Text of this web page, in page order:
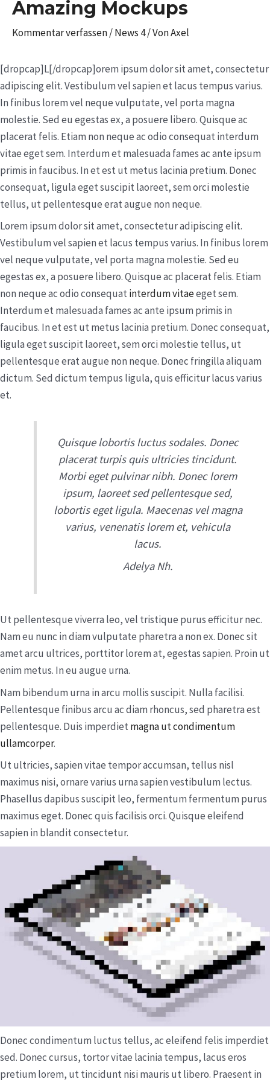
Amazing Mockups
Kommentar verfassen/News 4/ VonAxel
[dropcap]L[/dropcap]orem ipsum dolor sit amet, consectetur
adipiscing elit. Vestibulum vel sapien et lacus tempus varius.
In finibus lorem vel neque vulputate, vel porta magna
molestie. Sed eu egestas ex, a posuere libero. Quisque ac
placerat felis. Etiam non neque ac odio consequat interdum
vitae eget sem. Interdum et malesuada fames ac ante ipsum
primis in faucibus. In et est ut metus lacinia pretium. Donec
consequat, ligula eget suscipit laoreet, sem orci molestie
tellus, ut pellentesque erat augue non neque.
Lorem ipsum dolor sit amet, consectetur adipiscing elit.
Vestibulum vel sapien et lacus tempus varius. In finibus lorem
vel neque vulputate, vel porta magna molestie. Sed eu
egestas ex, a posuere libero. Quisque ac placerat felis. Etiam
non neque ac odio consequatinterdum vitaeeget sem.
Interdum et malesuada fames ac ante ipsum primis in
faucibus. In et est ut metus lacinia pretium. Donec consequat,
ligula eget suscipit laoreet, sem orci molestie tellus, ut
pellentesque erat augue non neque. Donec fringilla aliquam
dictum. Sed dictum tempus ligula, quis efficitur lacus varius
et.
Quisque lobortis luctus sodales. Donec
placerat turpis quis ultricies tincidunt.
Morbi eget pulvinar nibh. Donec lorem
ipsum, laoreet sed pellentesque sed,
lobortis eget ligula. Maecenas vel magna
varius, venenatis lorem et, vehicula
lacus.
Adelya Nh.
Ut pellentesque viverra leo, vel tristique purus efficitur nec.
Nam eu nunc in diam vulputate pharetra a non ex. Donec sit
amet arcu ultrices, porttitor lorem at, egestas sapien. Proin ut
enim metus. In eu augue urna.
Nam bibendum urna in arcu mollis suscipit. Nulla facilisi.
Pellentesque finibus arcu ac diam rhoncus, sed pharetra est
pellentesque. Duis imperdietmagna ut condimentum
ullamcorper.
Ut ultricies, sapien vitae tempor accumsan, tellus nisl
maximus nisi, ornare varius urna sapien vestibulum lectus.
Phasellus dapibus suscipit leo, fermentum fermentum purus
maximus eget. Donec quis facilisis orci. Quisque eleifend
sapien in blandit consectetur.
Donec condimentum luctus tellus, ac eleifend felis imperdiet
sed. Donec cursus, tortor vitae lacinia tempus, lacus eros
pretium lorem, ut tincidunt nisi mauris ut libero. Praesent in